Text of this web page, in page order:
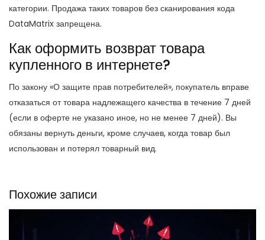
категории. Продажа таких товаров без сканирования кода
DataMatrix запрещена.
Как оформить возврат товара
купленного в интернете?
По закону «О защите прав потребителей», покупатель вправе
отказаться от товара надлежащего качества в течение 7 дней
(если в оферте не указано иное, но не менее 7 дней). Вы
обязаны вернуть деньги, кроме случаев, когда товар был
использован и потерял товарный вид.
Похожие записи